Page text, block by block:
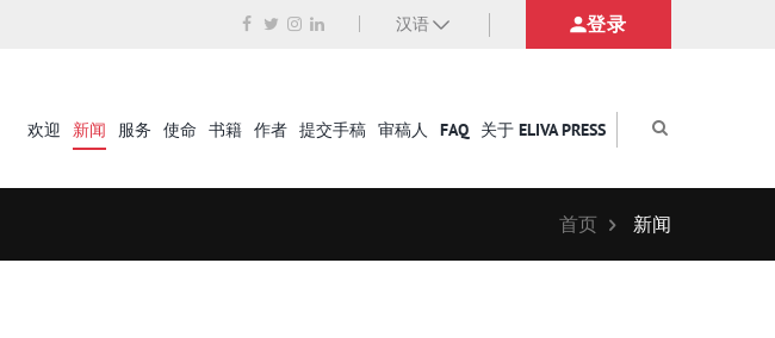
汉语 登录
欢迎 新闻 服务 使命 书籍 作者 提交手稿 审稿人 FAQ 关于 ELIVA PRESS
首页 新闻